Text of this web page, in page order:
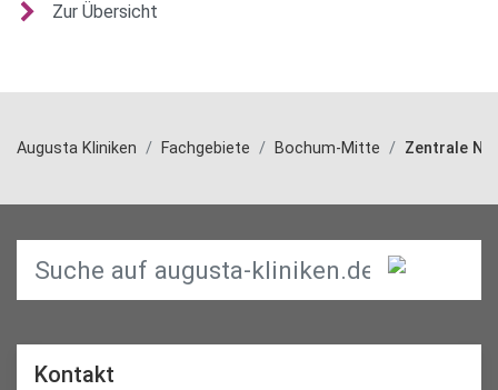
Zur Übersicht
Augusta Kliniken Fachgebiete Bochum-Mitte Zentrale
Kontakt